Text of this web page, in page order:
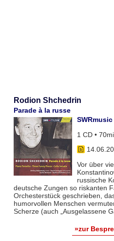
Rodion Shchedrin
Parade à la russe
SWRmusic
1 CD •
Vor über
russische
deutsche Zungen so riskanten
Orchesterstück geschrieben,
humorvollen Menschen
Scherze (auch „Ausgelassene
»zur